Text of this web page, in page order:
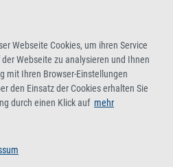
Webseite Cookies, um ihren Service
Webseite zu analysieren und Ihnen
mit Ihren Browser-Einstellungen
den Einsatz der Cookies erhalten Sie
durch einen Klick auf mehr